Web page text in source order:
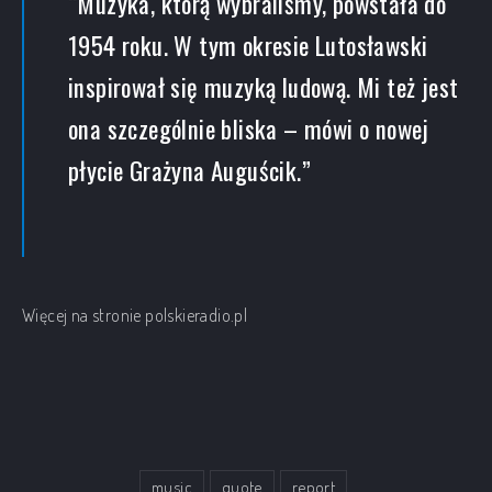
1954 roku. W tym okresie Lutosławski
inspirował się muzyką ludową. Mi też jest
ona szczególnie bliska – mówi o nowej
płycie Grażyna Auguścik.”
Więcej na stronie polskieradio.pl
music quote report